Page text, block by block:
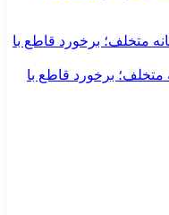
متخلف؛ برخورد قاطع با